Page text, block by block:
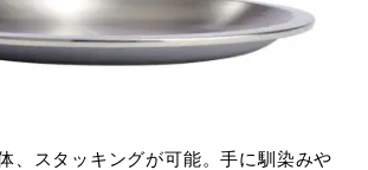
、スタッキングが可能。手に馴染みや